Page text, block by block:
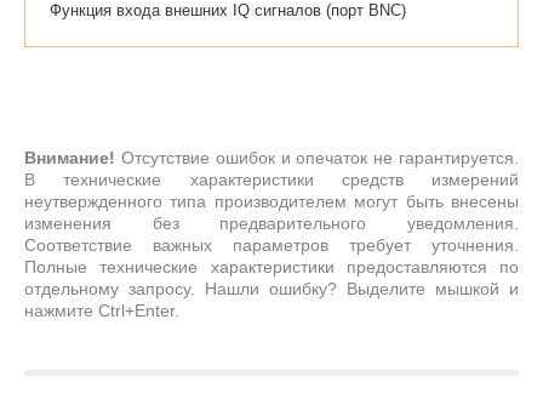
Функция входа внешних IQ сигналов (порт BNC)
Внимание! Отсутствие ошибок и опечаток не гарантируется.
В технические характеристики средств измерений
неутвержденного типа производителем могут быть внесены
изменения без предварительного уведомления.
Соответствие важных параметров требует уточнения.
Полные технические характеристики предоставляются по
отдельному запросу. Нашли ошибку? Выделите мышкой и
нажмите Ctrl+Enter.